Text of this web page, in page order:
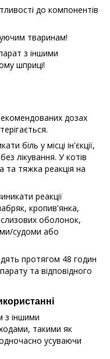
до компонентів
тваринам!
з іншими
шприці!
дозах
біль у місці ін'єкції,
лікування. У котів
та тяжка реакція на
реакції
кропив'янка,
оболонок,
судоми або
протягом 48 годин
та відповідного
з іншими
такими як
усуваючи